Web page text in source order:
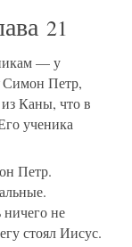
21
— у
Петр,
Каны, что в
ученика
Петр.
не
стоял Иисус.